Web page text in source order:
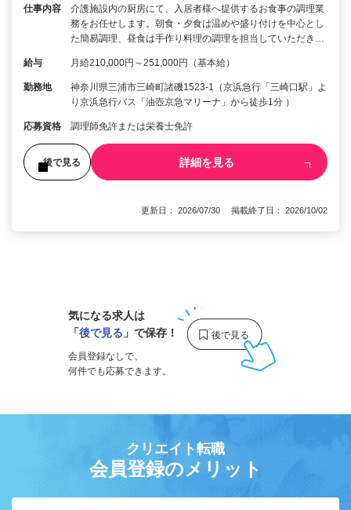
仕事内容
介護施設内の厨房にて、入居者様へ提供するお食事の調理業
務をお任せします。朝食・夕食は温めや盛り付けを中心とし
た簡易調理、昼食は手作り料理の調理を担当していただき…
給与 月給210,000円～251,000円（基本給）
勤務地
神奈川県三浦市三崎町諸磯1523-1（京浜急行「三崎口駅」よ
り京浜急行バス「油壺京急マリーナ」から徒歩1分 ）
応募資格 調理師免許または栄養士免許
後で見る 詳細を見る
更新日： 2026/07/30 掲載終了日： 2026/10/02
気になる求人は
「後で見る 」で保存！
会員登録なしで、
何件でも応募できます。
クリエイト転職
会員登録のメリット